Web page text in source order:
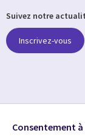
Suivez notre
Inscrivez-vous
Retrouvez-nous
réseaux
Consentement